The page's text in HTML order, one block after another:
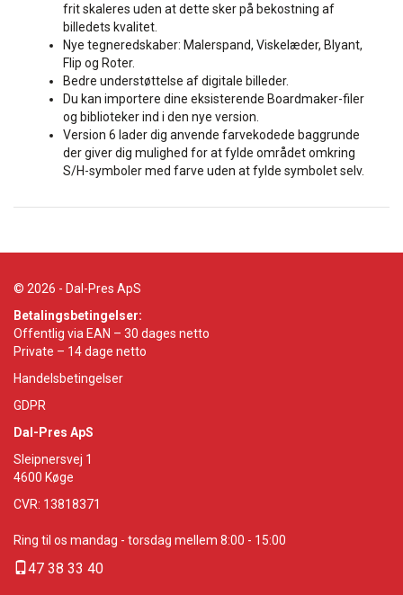
frit skaleres uden at dette sker på bekostning af
billedets kvalitet.
Nye tegneredskaber: Malerspand, Viskelæder, Blyant,
Flip og Roter.
Bedre understøttelse af digitale billeder.
Du kan importere dine eksisterende Boardmaker-filer
og biblioteker ind i den nye version.
Version 6 lader dig anvende farvekodede baggrunde
der giver dig mulighed for at fylde området omkring
S/H-symboler med farve uden at fylde symbolet selv.
© 2026 - Dal-Pres ApS
Betalingsbetingelser:
Offentlig via EAN – 30 dages netto
Private – 14 dage netto
Handelsbetingelser
GDPR
Dal-Pres ApS
Sleipnersvej 1
4600 Køge
CVR: 13818371
Ring til os mandag - torsdag mellem 8:00 - 15:00
47 38 33 40